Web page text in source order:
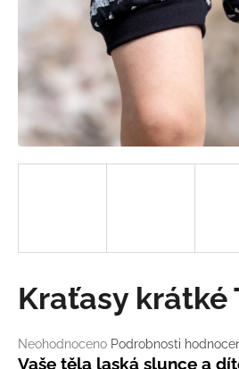
Průměrné
hodnocení
Neohodnoceno Podrobnosti
Kraťasy krátké
Vaše těla laská slunce a
í
t
D
o
o
r